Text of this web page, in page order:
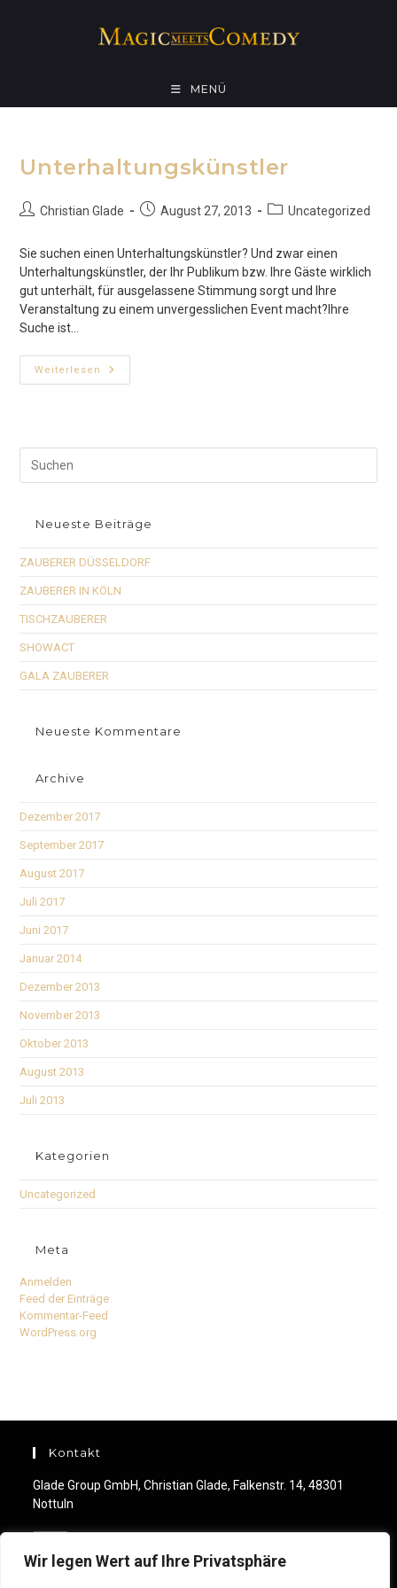
Wir legen Wert auf Ihre Privatsphäre
MENÜ
Unterhaltungskünstler
Beitrags-
Christian Glade
BeitragAugust 27, 2013
Beitrags-
Uncategorized
Sie suchen einen Unterhaltungskünstler? Und zwar einen
Unterhaltungskünstler, der Ihr Publikum bzw. Ihre Gäste wirklich
gut unterhält, für ausgelassene Stimmung sorgt und Ihre
Veranstaltung zu einem unvergesslichen Event macht?Ihre
Suche ist…
Weiterlesen Unterhaltungskünstler
Neueste Beiträge
ZAUBERER DÜSSELDORF
ZAUBERER IN KÖLN
TISCHZAUBERER
SHOWACT
GALA ZAUBERER
Neueste Kommentare
Archive
Dezember 2017
September 2017
August 2017
Juli 2017
Juni 2017
Januar 2014
Dezember 2013
November 2013
Oktober 2013
August 2013
Juli 2013
Kategorien
Uncategorized
Meta
Anmelden
Feed der Einträge
Kommentar-Feed
WordPress.org
Kontakt
Glade Group GmbH, Christian Glade, Falkenstr. 14, 48301
Nottuln
+49 (0) 176 244 460 99